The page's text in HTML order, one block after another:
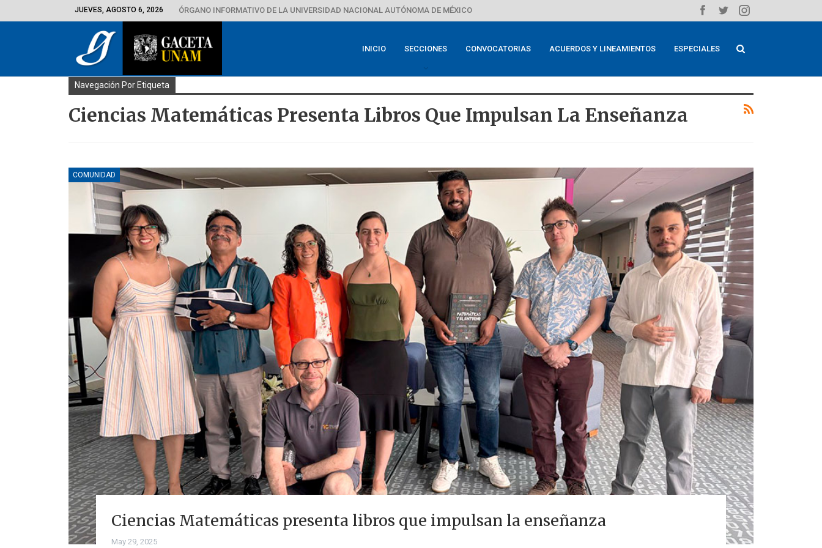
JUEVES, AGOSTO 6, 2026 ÓRGANO INFORMATIVO DE LA UNIVERSIDAD NACIONAL AUTÓNOMA DE MÉXICO
INICIO SECCIONES CONVOCATORIAS ACUERDOS Y LINEAMIENTOS ESPECIALES
Navegación Por Etiqueta
Ciencias Matemáticas Presenta Libros Que Impulsan La Enseñanza
COMUNIDAD
Ciencias Matemáticas presenta libros que impulsan la enseñanza
May 29, 2025